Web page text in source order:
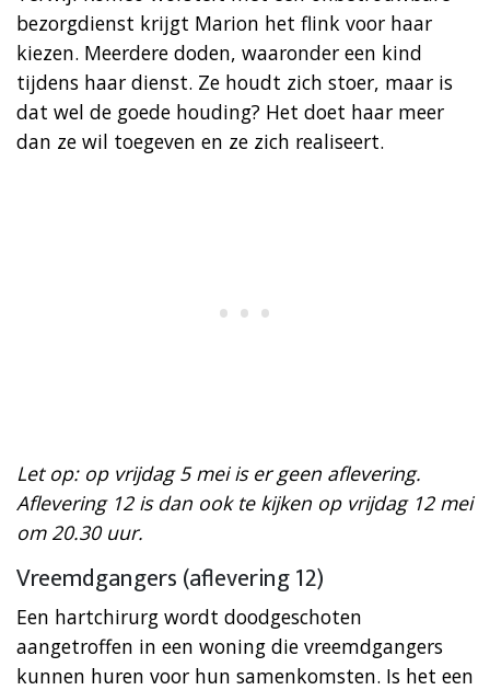
bezorgdienst krijgt Marion het flink voor haar
kiezen. Meerdere doden, waaronder een kind
tijdens haar dienst. Ze houdt zich stoer, maar is
dat wel de goede houding? Het doet haar meer
dan ze wil toegeven en ze zich realiseert.
Let op: op vrijdag 5 mei is er geen aflevering.
Aflevering 12 is dan ook te kijken op vrijdag 12 mei
om 20.30 uur.
Vreemdgangers (aflevering 12)
Een hartchirurg wordt doodgeschoten
aangetroffen in een woning die vreemdgangers
kunnen huren voor hun samenkomsten. Is het een